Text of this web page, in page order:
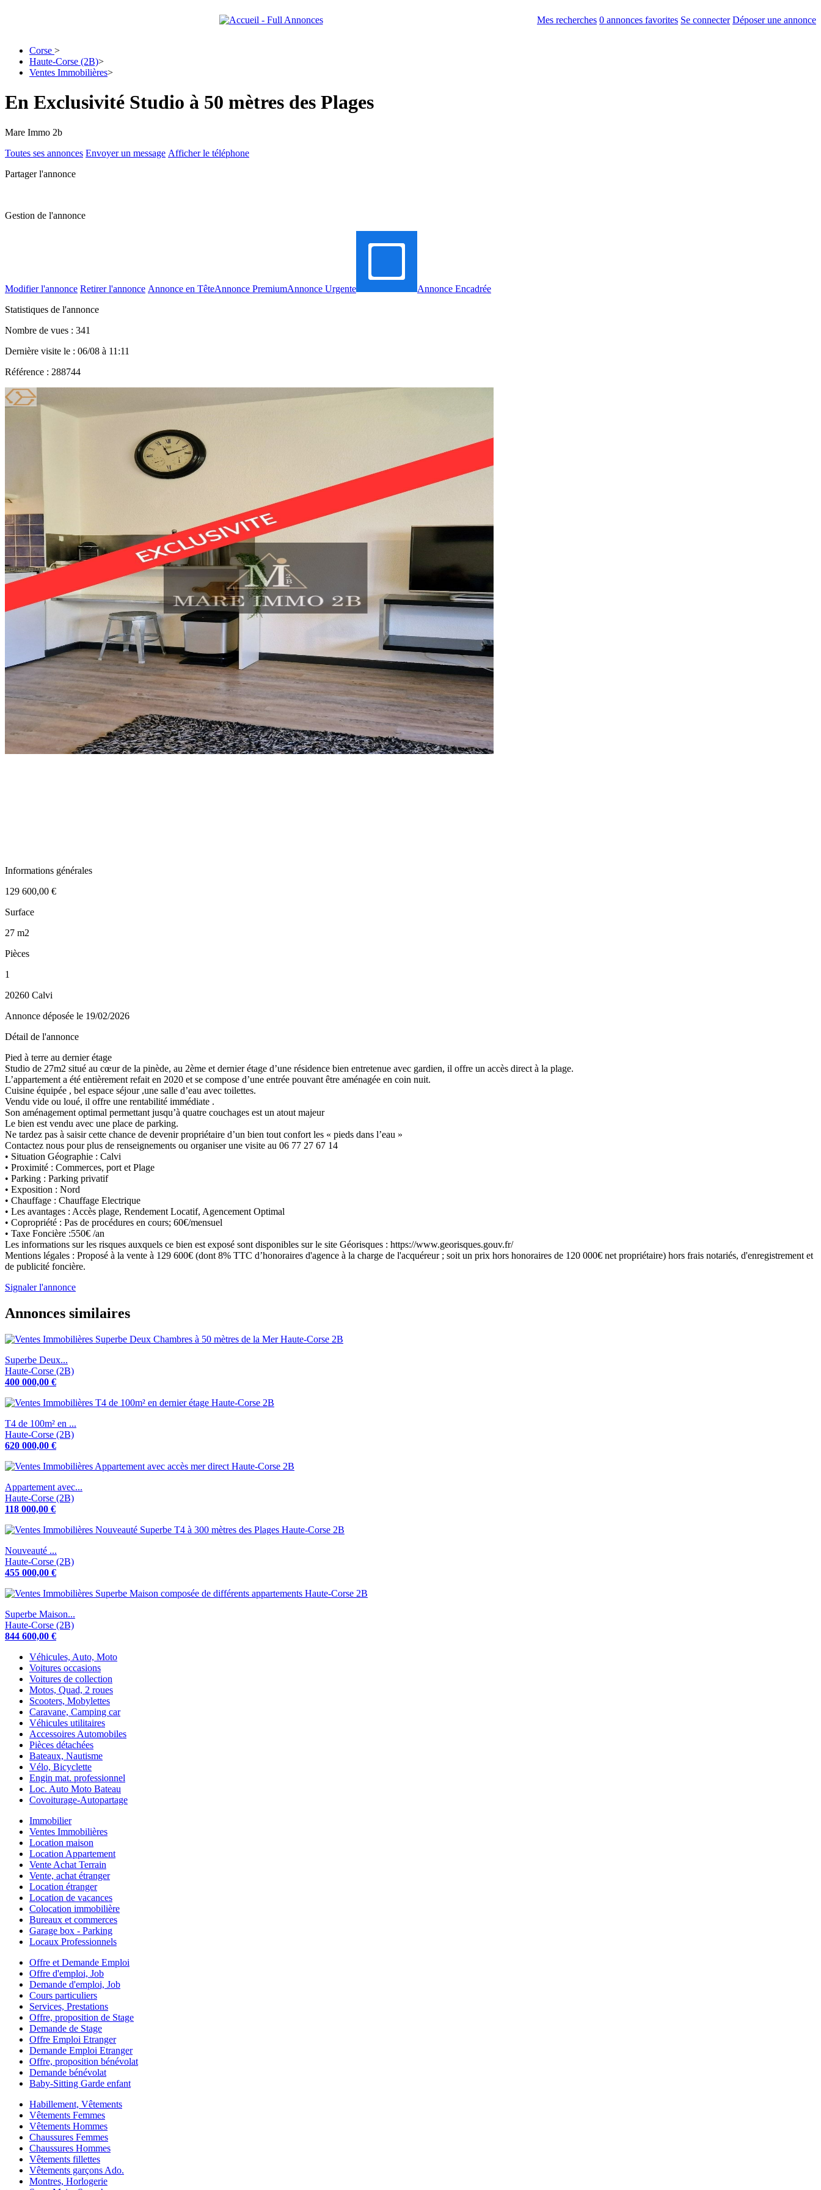
Mes recherches 0 annonces favorites Se connecter Déposer une annonce
Corse >
Haute-Corse (2B)>
Ventes Immobilières>
En Exclusivité Studio à 50 mètres des Plages
Mare Immo 2b
Toutes ses annonces Envoyer un message Afficher le téléphone
Partager l'annonce
Gestion de l'annonce
Modifier l'annonce Retirer l'annonce Annonce en TêteAnnonce PremiumAnnonce Urgente
Annonce Encadrée
Statistiques de l'annonce
Nombre de vues : 341
Dernière visite le : 06/08 à 11:11
Référence : 288744
Informations générales
129 600,00 €
Surface
27 m2
Pièces
1
20260 Calvi
Annonce déposée le 19/02/2026
Détail de l'annonce
Pied à terre au dernier étage
Studio de 27m2 situé au cœur de la pinède, au 2ème et dernier étage d’une résidence bien entretenue avec gardien, il offre un accès direct à la plage.
L’appartement a été entièrement refait en 2020 et se compose d’une entrée pouvant être aménagée en coin nuit.
Cuisine équipée , bel espace séjour ,une salle d’eau avec toilettes.
Vendu vide ou loué, il offre une rentabilité immédiate .
Son aménagement optimal permettant jusqu’à quatre couchages est un atout majeur
Le bien est vendu avec une place de parking.
Ne tardez pas à saisir cette chance de devenir propriétaire d’un bien tout confort les « pieds dans l’eau »
Contactez nous pour plus de renseignements ou organiser une visite au 06 77 27 67 14
• Situation Géographie : Calvi
• Proximité : Commerces, port et Plage
• Parking : Parking privatif
• Exposition : Nord
• Chauffage : Chauffage Electrique
• Les avantages : Accès plage, Rendement Locatif, Agencement Optimal
• Copropriété : Pas de procédures en cours; 60€/mensuel
• Taxe Foncière :550€ /an
Les informations sur les risques auxquels ce bien est exposé sont disponibles sur le site Géorisques : https://www.georisques.gouv.fr/
Mentions légales : Proposé à la vente à 129 600€ (dont 8% TTC d’honoraires d'agence à la charge de l'acquéreur ; soit un prix hors honoraires de 120 000€ net propriétaire) hors frais notariés, d'enregistrement et
de publicité foncière.
Signaler l'annonce
Annonces similaires
Superbe Deux...
Haute-Corse (2B)
400 000,00 €
T4 de 100m² en ...
Haute-Corse (2B)
620 000,00 €
Appartement avec...
Haute-Corse (2B)
118 000,00 €
Nouveauté ...
Haute-Corse (2B)
455 000,00 €
Superbe Maison...
Haute-Corse (2B)
844 600,00 €
Véhicules, Auto, Moto
Voitures occasions
Voitures de collection
Motos, Quad, 2 roues
Scooters, Mobylettes
Caravane, Camping car
Véhicules utilitaires
Accessoires Automobiles
Pièces détachées
Bateaux, Nautisme
Vélo, Bicyclette
Engin mat. professionnel
Loc. Auto Moto Bateau
Covoiturage-Autopartage
Immobilier
Ventes Immobilières
Location maison
Location Appartement
Vente Achat Terrain
Vente, achat étranger
Location étranger
Location de vacances
Colocation immobilière
Bureaux et commerces
Garage box - Parking
Locaux Professionnels
Offre et Demande Emploi
Offre d'emploi, Job
Demande d'emploi, Job
Cours particuliers
Services, Prestations
Offre, proposition de Stage
Demande de Stage
Offre Emploi Etranger
Demande Emploi Etranger
Offre, proposition bénévolat
Demande bénévolat
Baby-Sitting Garde enfant
Habillement, Vêtements
Vêtements Femmes
Vêtements Hommes
Chaussures Femmes
Chaussures Hommes
Vêtements fillettes
Vêtements garçons Ado.
Montres, Horlogerie